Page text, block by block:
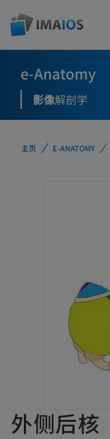
e-Anatomy
影像解剖学
主页 E-ANATOMY
外侧后核